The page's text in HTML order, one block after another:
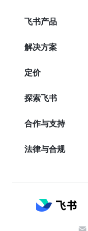
飞书产品
解决方案
定价
探索飞书
合作与支持
法律与合规